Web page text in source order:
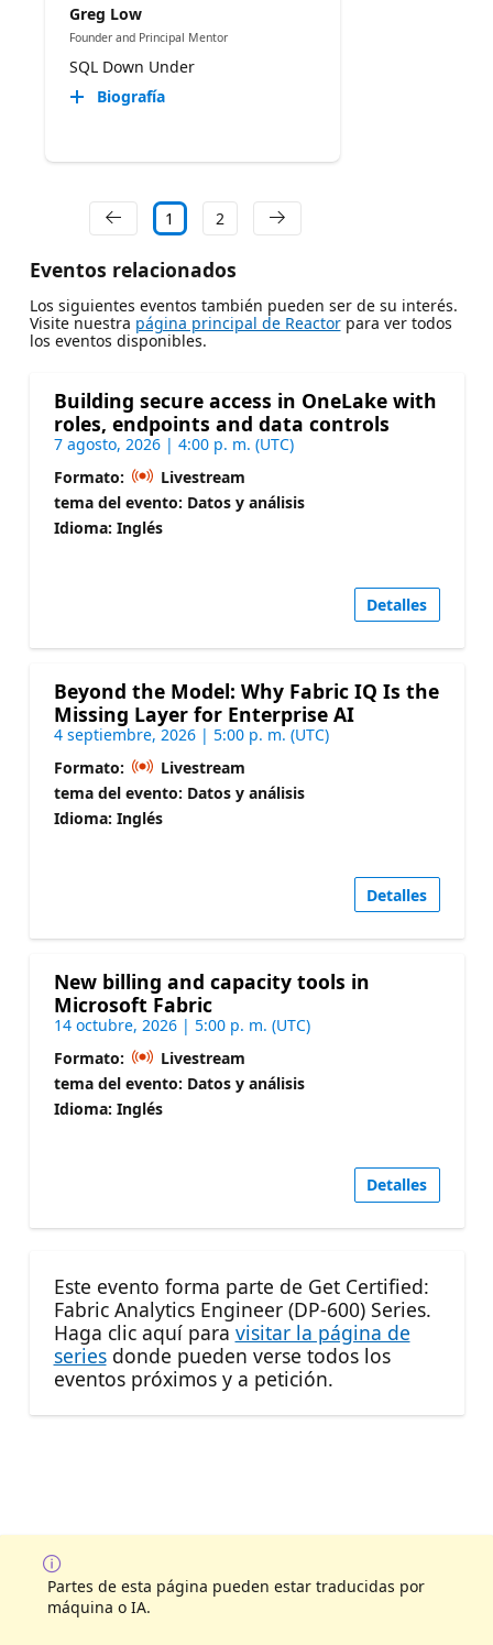
Greg Low
Founder and Principal Mentor
SQL Down Under
Biografía
1 2
Eventos relacionados
Los siguientes eventos también pueden ser de su interés.
Visite nuestra página principal de Reactorpara ver todos
los eventos disponibles.
Building secure access in OneLake with
roles, endpoints and data controls
7 agosto, 2026 | 4:00 p. m. (UTC)
Formato:
Livestream
tema del evento: Datos y análisis
Idioma: Inglés
Detalles
Beyond the Model: Why Fabric IQ Is the
Missing Layer for Enterprise AI
4 septiembre, 2026 | 5:00 p. m. (UTC)
Formato:
Livestream
tema del evento: Datos y análisis
Idioma: Inglés
Detalles
New billing and capacity tools in
Microsoft Fabric
14 octubre, 2026 | 5:00 p. m. (UTC)
Formato:
Livestream
tema del evento: Datos y análisis
Idioma: Inglés
Detalles
Este evento forma parte de Get Certified:
Fabric Analytics Engineer (DP-600) Series.
Haga clic aquí para visitar la página de
seriesdonde pueden verse todos los
eventos próximos y a petición.
Partes de esta página pueden estar traducidas por
máquina o IA.